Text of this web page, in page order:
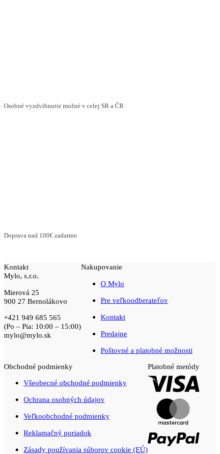
Osobné vyzdvihnutie možné v celej SR a ČR
Doprava nad 100€ zadarmo
Kontakt
Mylo, s.r.o.
Mierová 25
900 27 Bernolákovo
+421 949 685 565
(Po – Pia: 10:00 – 15:00)
mylo@mylo.sk
Nakupovanie
O Mylo
Pre veľkoodberateľov
Kontakt
Predajne
Poštovné a platobné možnosti
Obchodné podmienky
Všeobecné obchodné podmienky
Ochrana osobných údajov
Veľkoobchodné podmienky
Reklamačný poriadok
Zásady používania súborov cookie (EÚ)
Platobné metódy